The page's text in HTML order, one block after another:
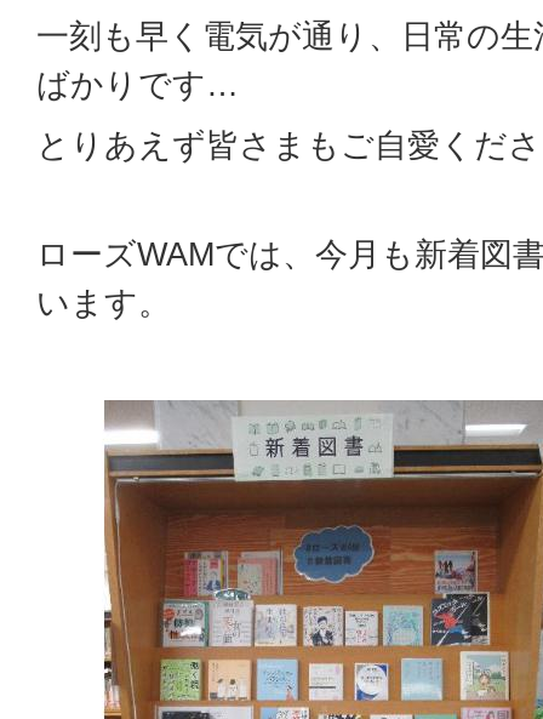
一刻も早く電気が通り、日常の
ばかりです…
とりあえず皆さまもご自愛くだ
ローズWAMでは、今月も新着図
います。